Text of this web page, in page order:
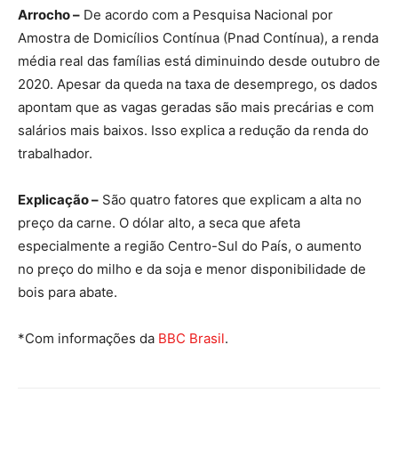
Arrocho – De acordo com a Pesquisa Nacional por
Amostra de Domicílios Contínua (Pnad Contínua), a renda
média real das famílias está diminuindo desde outubro de
2020. Apesar da queda na taxa de desemprego, os dados
apontam que as vagas geradas são mais precárias e com
salários mais baixos. Isso explica a redução da renda do
trabalhador.
Explicação – São quatro fatores que explicam a alta no
preço da carne. O dólar alto, a seca que afeta
especialmente a região Centro-Sul do País, o aumento
no preço do milho e da soja e menor disponibilidade de
bois para abate.
*Com informações da BBC Brasil.